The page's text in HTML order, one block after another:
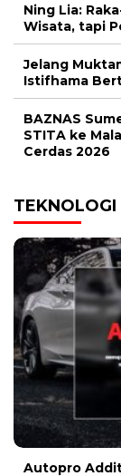
Ning Lia:
Wisata, tapi
Jelang
Istifhama
BAZNAS
STITA ke
Cerdas 2026
TEKNOLOGI
Autopro